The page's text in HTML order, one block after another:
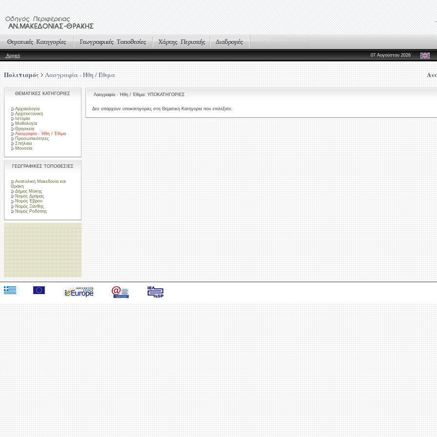
Αρχική 07 Αυγούστου 2026
Πολιτισμός Λαογραφία - Ήθη / Έθιμα
ΘΕΜΑΤΙΚΕΣ ΚΑΤΗΓΟΡΙΕΣ
Αρχαιολογία
Αρχιτεκτονική
Ιστορία
Μυθολογία
Θρησκεία
Λαογραφία - Ήθη / Έθιμα
Προσωπικότητες
Σπήλαια
Μουσεία
ΓΕΩΓΡΑΦΙΚΕΣ ΤΟΠΟΘΕΣΙΕΣ
Ανατολική Μακεδονία και
Θράκη
Δήμος Μύκης
Νομός Δράμας
Νομός Έβρου
Νομός Ξάνθης
Νομός Ροδόπης
Λαογραφία - Ήθη / Έθιμα: ΥΠΟΚΑΤΗΓΟΡΙΕΣ
Δεν υπάρχουν υποκατηγορίες στη Θεματική Κατηγορία που επιλέξατε.